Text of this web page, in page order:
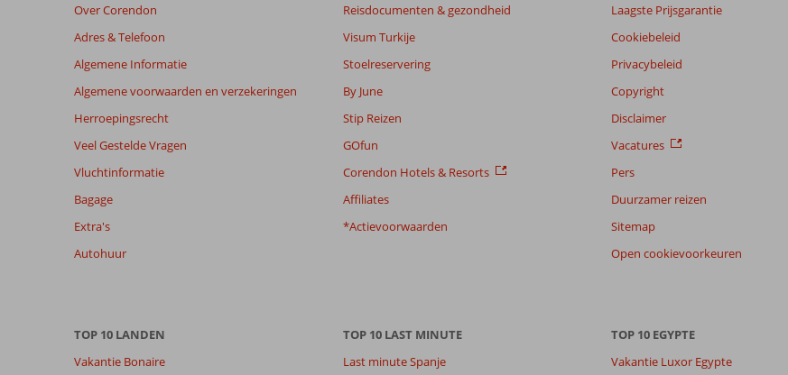
maanden
niet
meer
om
de
van
de
beoordelingen.
Over Corendon
Adres & Telefoon
Algemene Informatie
Algemene voorwaarden en verzekeringen
Herroepingsrecht
Veel Gestelde Vragen
Vluchtinformatie
Bagage
Extra's
Autohuur
Reisdocumenten & gezondheid
Visum Turkije
Stoelreservering
By June
Stip Reizen
GOfun
Corendon Hotels & Resorts
Affiliates
*Actievoorwaarden
Laagste Prijsgarantie
Cookiebeleid
Privacybeleid
Copyright
Disclaimer
Vacatures
Pers
Duurzamer reizen
Sitemap
Open cookievoorkeuren
TOP 10 LANDEN
Vakantie Bonaire
TOP 10 LAST MINUTE
Last minute Spanje
TOP 10 EGYPTE
Vakantie Luxor Egypte